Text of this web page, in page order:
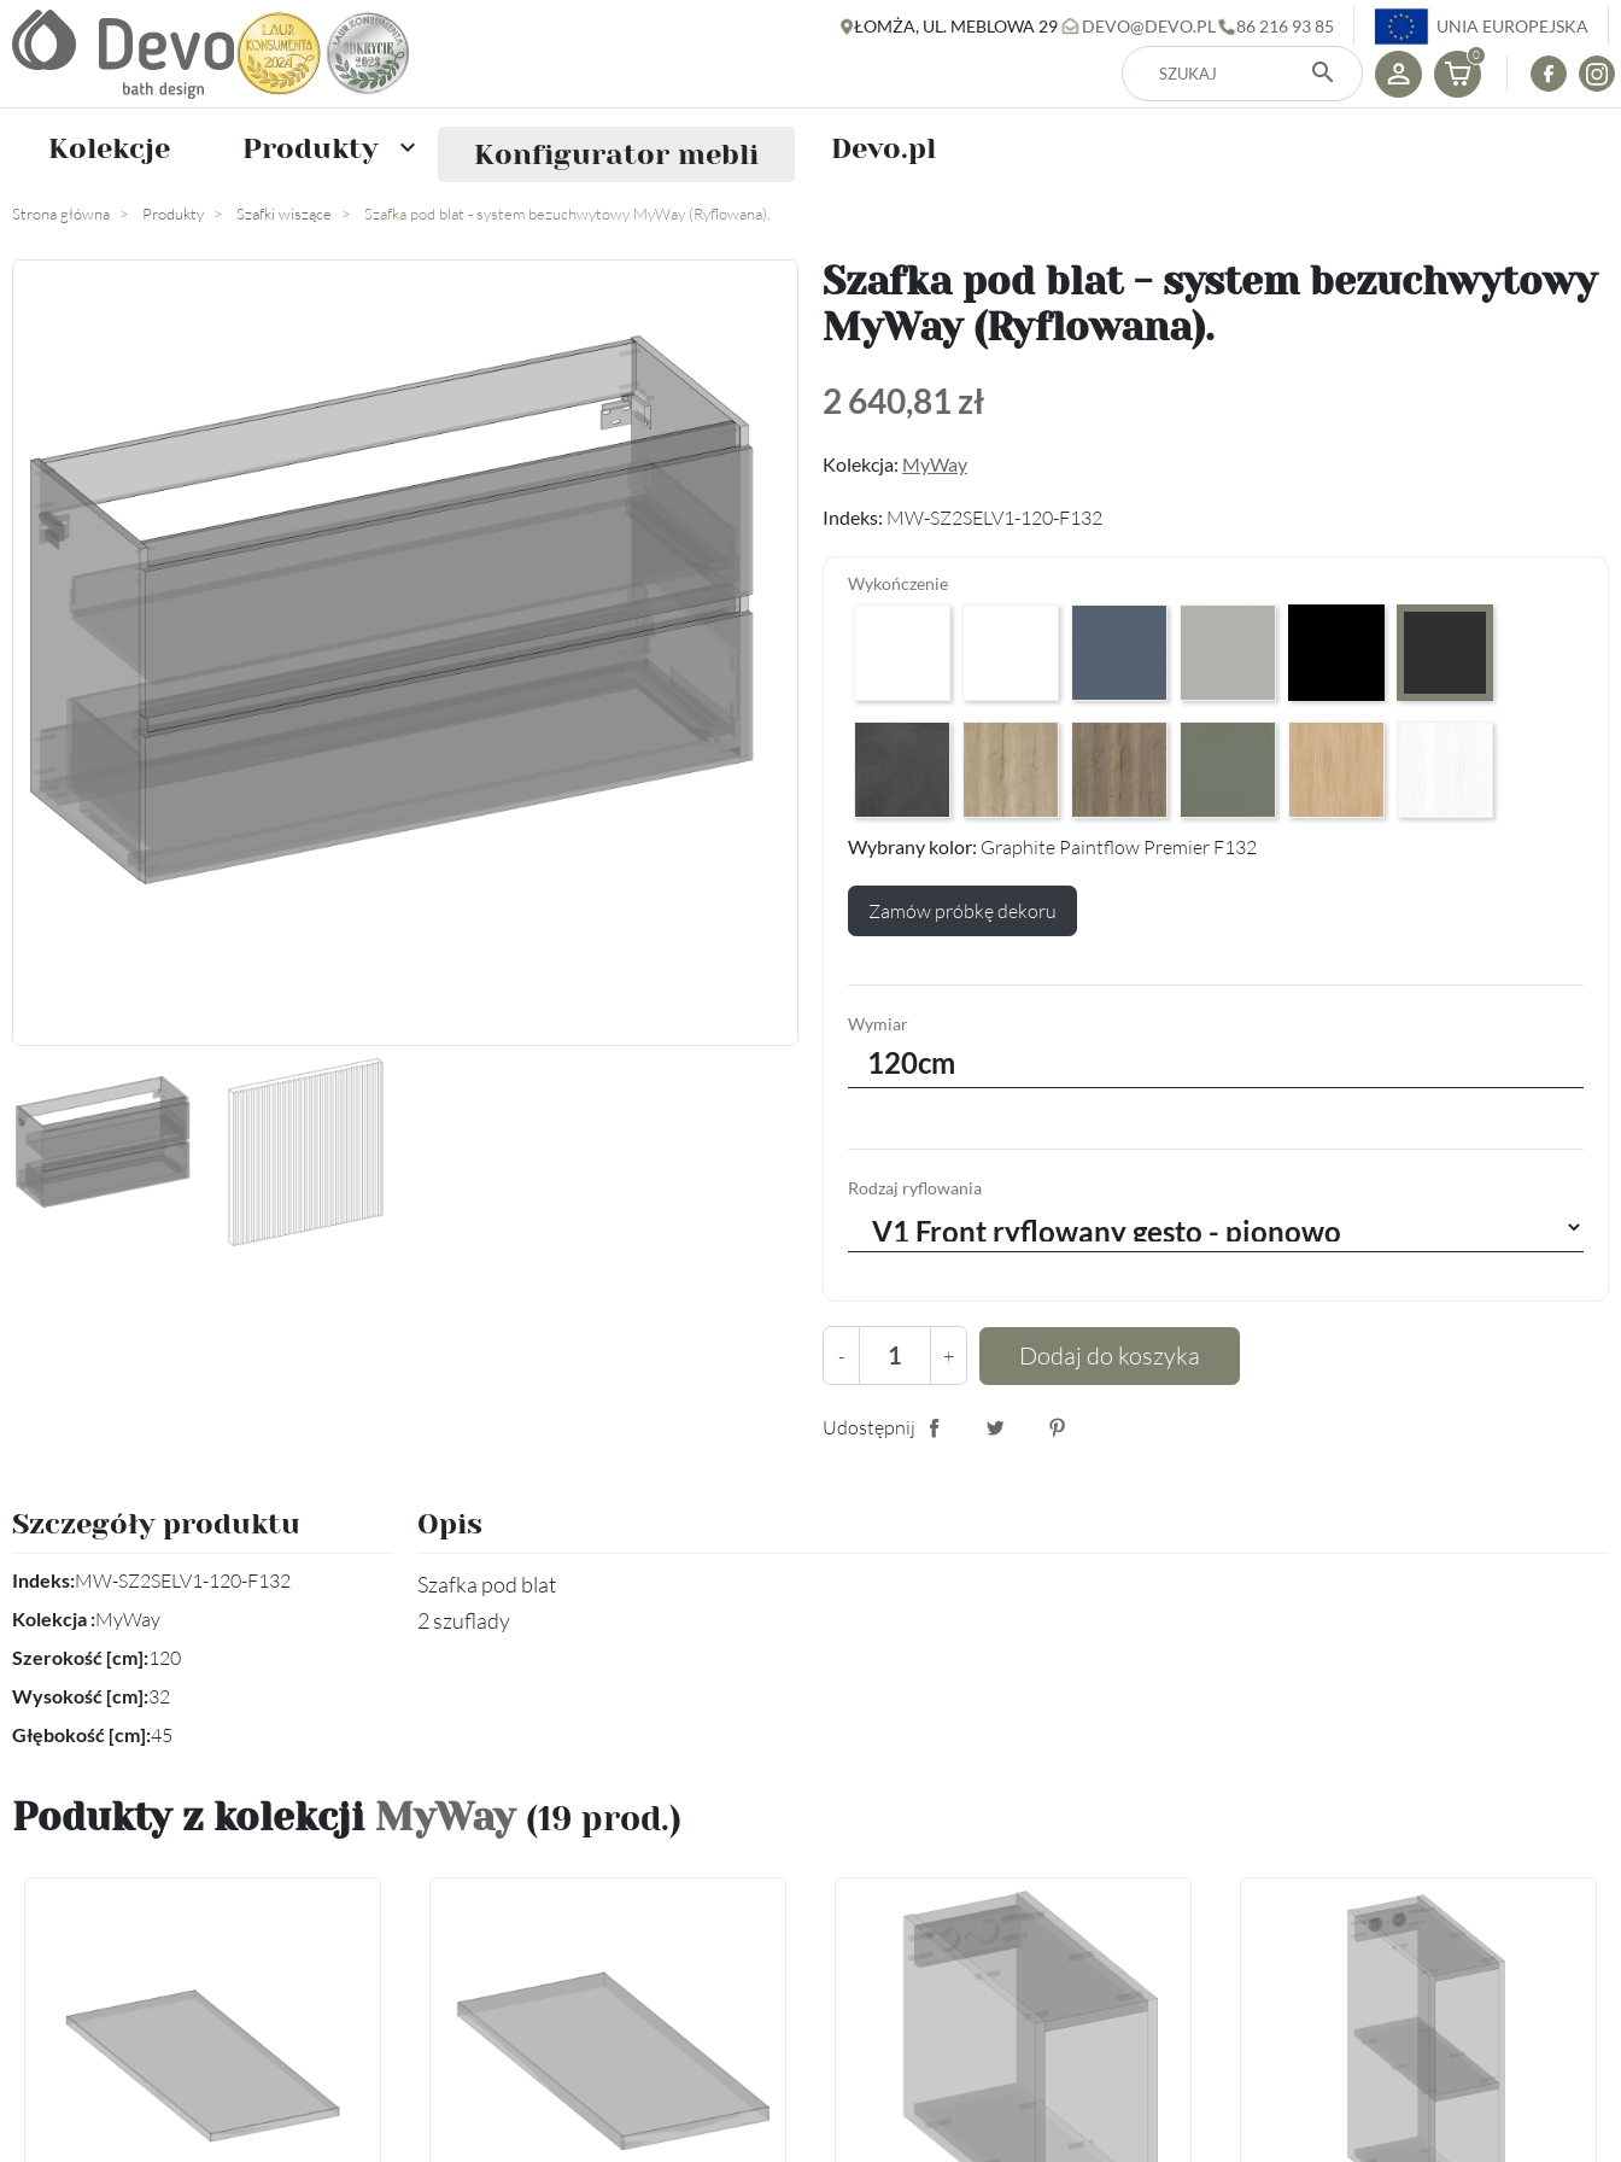
ŁOMŻA, UL. MEBLOWA 29 DEVO@DEVO.PL 86 216 93 85 UNIA EUROPEJSKA
search
0
Kolekcje Produkty  Konfigurator mebli Devo.pl
Strona główna Produkty Szafki wiszące Szafka pod blat - system bezuchwytowy MyWay (Ryflowana).
Szafka pod blat - system bezuchwytowy
MyWay (Ryflowana).
2 640,81 zł
Kolekcja: MyWay
Indeks: MW-SZ2SELV1-120-F132
Wykończenie
Czarny Mat Orchidea Nera F56
Wybrany kolor: Graphite Paintflow Premier F132
Zamów próbkę dekoru
Wymiar
120cm
Rodzaj ryflowania
- + Dodaj do koszyka
Udostępnij
Szczegóły produktu
Indeks:MW-SZ2SELV1-120-F132
Kolekcja :MyWay
Szerokość [cm]:120
Wysokość [cm]:32
Głębokość [cm]:45
Opis
Szafka pod blat
2 szuflady
Podukty z kolekcji MyWay (19 prod.)